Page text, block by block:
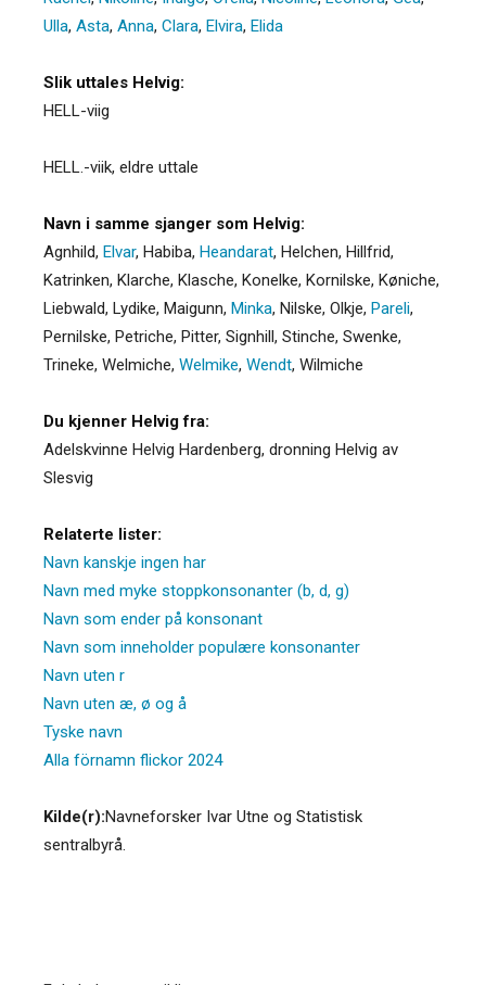
Ulla, Asta, Anna, Clara, Elvira, Elida
Slik uttales Helvig:
HELL-viig
HELL.-viik, eldre uttale
Navn i samme sjanger som Helvig:
Agnhild, Elvar, Habiba, Heandarat, Helchen, Hillfrid,
Katrinken, Klarche, Klasche, Konelke, Kornilske, Køniche,
Liebwald, Lydike, Maigunn, Minka, Nilske, Olkje, Pareli,
Pernilske, Petriche, Pitter, Signhill, Stinche, Swenke,
Trineke, Welmiche, Welmike, Wendt, Wilmiche
Du kjenner Helvig fra:
Adelskvinne Helvig Hardenberg, dronning Helvig av
Slesvig
Relaterte lister:
Navn kanskje ingen har
Navn med myke stoppkonsonanter (b, d, g)
Navn som ender på konsonant
Navn som inneholder populære konsonanter
Navn uten r
Navn uten æ, ø og å
Tyske navn
Alla förnamn flickor 2024
Kilde(r):Navneforsker Ivar Utne og Statistisk
sentralbyrå.